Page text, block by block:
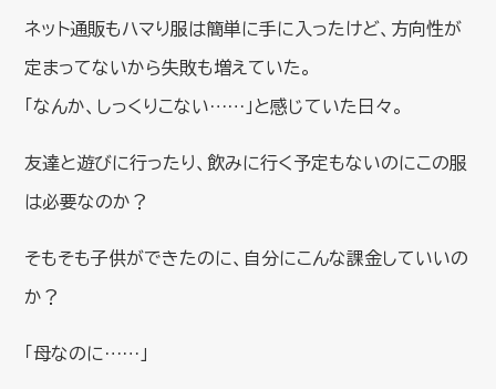
ネット通販もハマり服は簡単に手に入ったけど、方向性が
定まってないから失敗も増えていた。
「なんか、しっくりこない……」と感じていた日々。
友達と遊びに行ったり、飲みに行く予定もないのにこの服
は必要なのか？
そもそも子供ができたのに、自分にこんな課金していいの
か？
「母なのに……」